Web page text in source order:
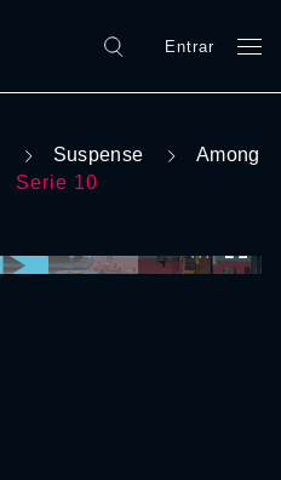
Entrar
Suspense
Among
Serie 10